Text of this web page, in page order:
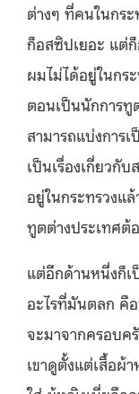
ต่างๆ ที่คนในกระ
ก็อสซิปเยอะ แต่
ผมไม่ได้อยู่ในกร
ตอนเป็นนักการทู
สามารถแบ่งการ
เป็นเรื่องเกี่ยวกั
อยู่ในกระทรวงแ
ทูตต่างประเทศต้
แต่อีกด้านหนึ่งก็เ
อะไรที่มันตลก คื
จะมาจากครอบ
เขาดูตั้งแต่เสื้อผ้